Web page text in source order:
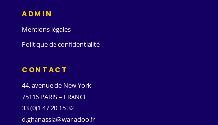
ADMIN
Mentions légales
Politique de confidentialité
CONTACT
44, avenue de New York
75116 PARIS – FRANCE
33 (0)1 47 20 15 32
d.ghanassia@wanadoo.fr